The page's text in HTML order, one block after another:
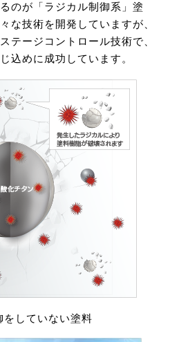
のが「ラジカル制御系」塗
な技術を開発していますが、
テージコントロール技術で、
込めに成功しています。
をしていない塗料